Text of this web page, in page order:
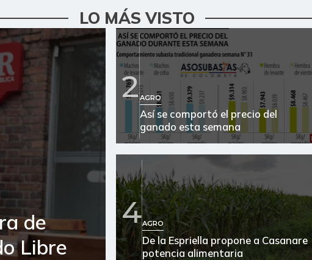
LO MÁS VISTO
de
Libre
2AGRO
Así se comportó el precio del
ganado esta semana
4AGRO
De la Espriella propone a Casanare
potencia alimentaria